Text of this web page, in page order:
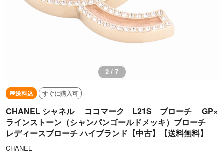
2 / 7
送料込 すぐに購入可
CHANEL シャネル ココマーク L21S ブローチ GP×
ラインストーン（シャンパンゴールドメッキ）ブローチ
レディースブローチ ハイブランド【中古】【送料無料】
CHANEL